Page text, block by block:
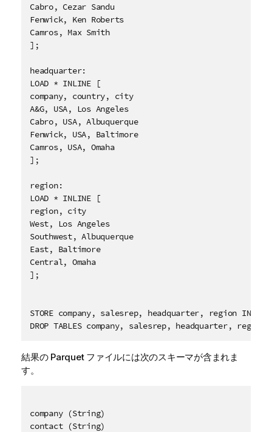
Cabro, Cezar Sandu
Fenwick, Ken Roberts
Camros, Max Smith
];
headquarter:
LOAD * INLINE [
company, country, city
A&G, USA, Los Angeles
Cabro, USA, Albuquerque
Fenwick, USA, Baltimore
Camros, USA, Omaha
];
region:
LOAD * INLINE [
region, city
West, Los Angeles
Southwest, Albuquerque
East, Baltimore
Central, Omaha
];
STORE company, salesrep, headquarter, region
DROP TABLES company, salesrep, headquarter, region;
結果の Parquetファイルには次のスキーマが含まれま
す。
company (String)
contact (String)